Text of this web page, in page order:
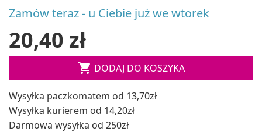
Zamów teraz - u Ciebie już we wtorek
20,40 zł
 DODAJ DO KOSZYKA
Wysyłka paczkomatem od 13,70zł
Wysyłka kurierem od 14,20zł
Darmowa wysyłka od 250zł